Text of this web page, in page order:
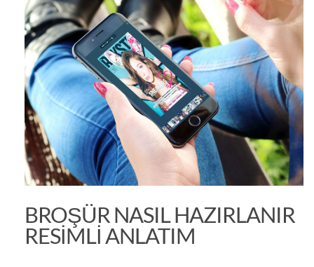
BROŞÜR NASIL HAZIRLANIR
RESIMLI ANLATIM